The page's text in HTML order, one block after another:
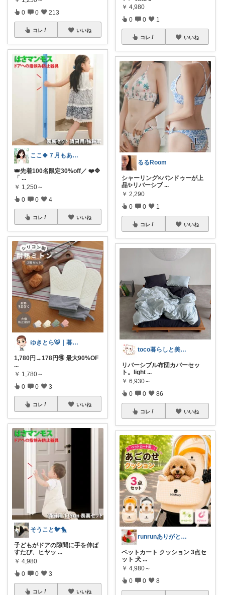
0 0 213
コレ いいね
ここ🍀７月もありがとう🍀
👑先着100名限定30%off／ ❤️🔷
「 ...
￥ 1,250～
0 0 4
コレ いいね
ゆきとら🐯｜暮らしをラクにしたいパパ
1,780円→178円🉐 最大90%OF
...
￥ 1,780～
0 0 3
コレ いいね
そうこと🐦🐤
子どもがドアの隙間に手を伸ば
すたび、ヒヤッ ...
￥ 4,980
0 0 3
コレ いいね
￥ 4,980
0 0 1
コレ いいね
るるRoom
シャーリング×バンドゥーが上
品✨リバーシブ ...
￥ 2,290
0 0 1
コレ いいね
toco暮らしと美容の厳選ROOM
リバーシブル布団カバーセッ
ト。light ...
￥ 6,930～
0 0 86
コレ いいね
runrunありがとう( ◠‿◠ )
ペットカート クッション 3点セ
ット 犬 ...
￥ 4,980～
0 0 8